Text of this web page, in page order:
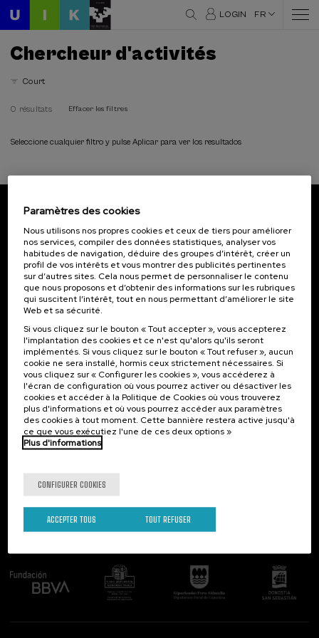
LOGIN FR
Chercheur d'activités
Court
0 résultats Effacer les filtres
Seleccione cualquier filtro y pulse Aplicar para ver los resultados
Inscrivez-vous pour être le premier à recevoir les
actualités de l'UIK.
S'abonner
Contact
Palacio Miramar
Paseo de Miraconcha, 48
20007 Donostia / San Sebastián
Gipuzkoa, Spain
Contactez-nous!
Intéressant...
Activités précédentes
Suivez-nous
Paramètres des cookies
Nous utilisons nos propres cookies et ceux de tiers pour améliorer
nos services, compiler des données statistiques, analyser vos
habitudes de navigation, déduire des groupes d’intérêt, créer un
profil de vos intérêts et vous montrer des publicités pertinentes
sur d’autres sites. Cela nous permet de personnaliser le contenu
que nous proposons et d’obtenir des informations sur les rubriques
qui suscitent l’intérêt, tout en nous permettant d’améliorer le site
Web et sa sécurité.
Si vous cliquez sur le bouton « Tout accepter », vous accepterez
l'implantation des cookies et ce n'est qu'alors qu'ils seront
implémentés. Si vous cliquez sur le bouton « Tout refuser », aucun
cookie ne sera installé, hormis ceux strictement nécessaires. Si
vous cliquez sur « Configurer les cookies », vous accéderez à
l'écran de configuration où vous pourrez activer ou désactiver les
cookies et accéder à la Politique de Cookies où vous trouverez
plus d'informations et où vous pourrez accéder aux paramètres
des cookies à tout moment. Cette bannière restera active jusqu'à
ce que vous exécutiez l'une de ces deux options »
Plus d'informations
CONFIGURER COOKIES
TOUT REFUSER
ACCEPTER TOUS